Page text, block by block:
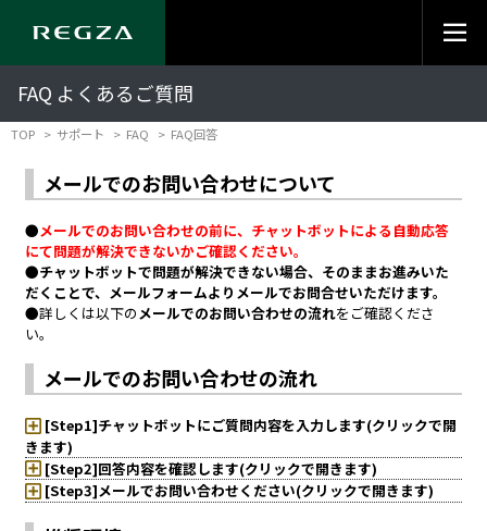
FAQ よくあるご質問
TOP サポート FAQ FAQ回答